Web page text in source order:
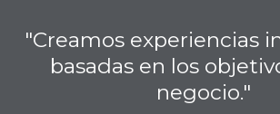
"Creamos experiencias
basadas en los
negocio."